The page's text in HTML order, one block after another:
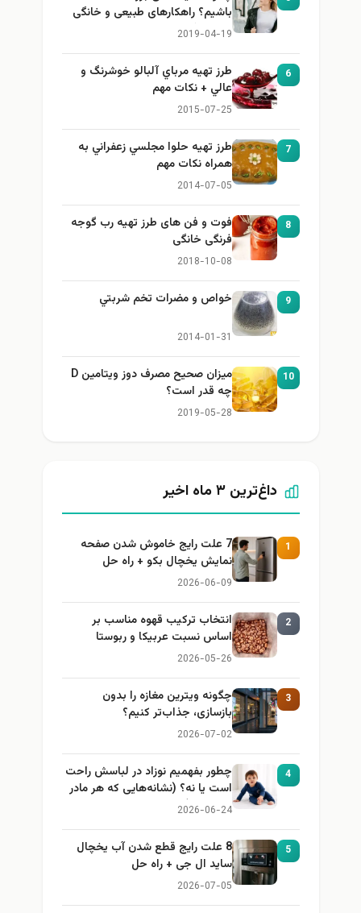
باشیم؟ راهکارهای طبیعی و خانگی
برای بزرگ کردن سینه
2019-04-19
6
طرز تهيه مرباي آلبالو خوشرنگ و
عالي + نكات مهم
2015-07-25
7
طرز تهيه حلوا مجلسي زعفراني به
همراه نكات مهم
2014-07-05
8
فوت و فن های طرز تهیه رب گوجه
فرنگی خانگی
2018-10-08
9 خواص و مضرات تخم شربتي
2014-01-31
10
میزان صحیح مصرف دوز ویتامین D
چه قدر است؟
2019-05-28
داغ‌ترین ۳ ماه اخیر
1
7 علت رایج خاموش شدن صفحه
نمایش یخچال بکو + راه حل
2026-06-09
2
انتخاب ترکیب قهوه مناسب بر
اساس نسبت عربیکا و ربوستا
2026-05-26
3
چگونه ویترین مغازه را بدون
بازسازی، جذاب‌تر کنیم؟
2026-07-02
4
چطور بفهمیم نوزاد در لباسش راحت
است یا نه؟ (نشانه‌هایی که هر مادر
باید بداند)
2026-06-24
5
8 علت رایج قطع شدن آب یخچال
ساید ال جی + راه حل
2026-07-05